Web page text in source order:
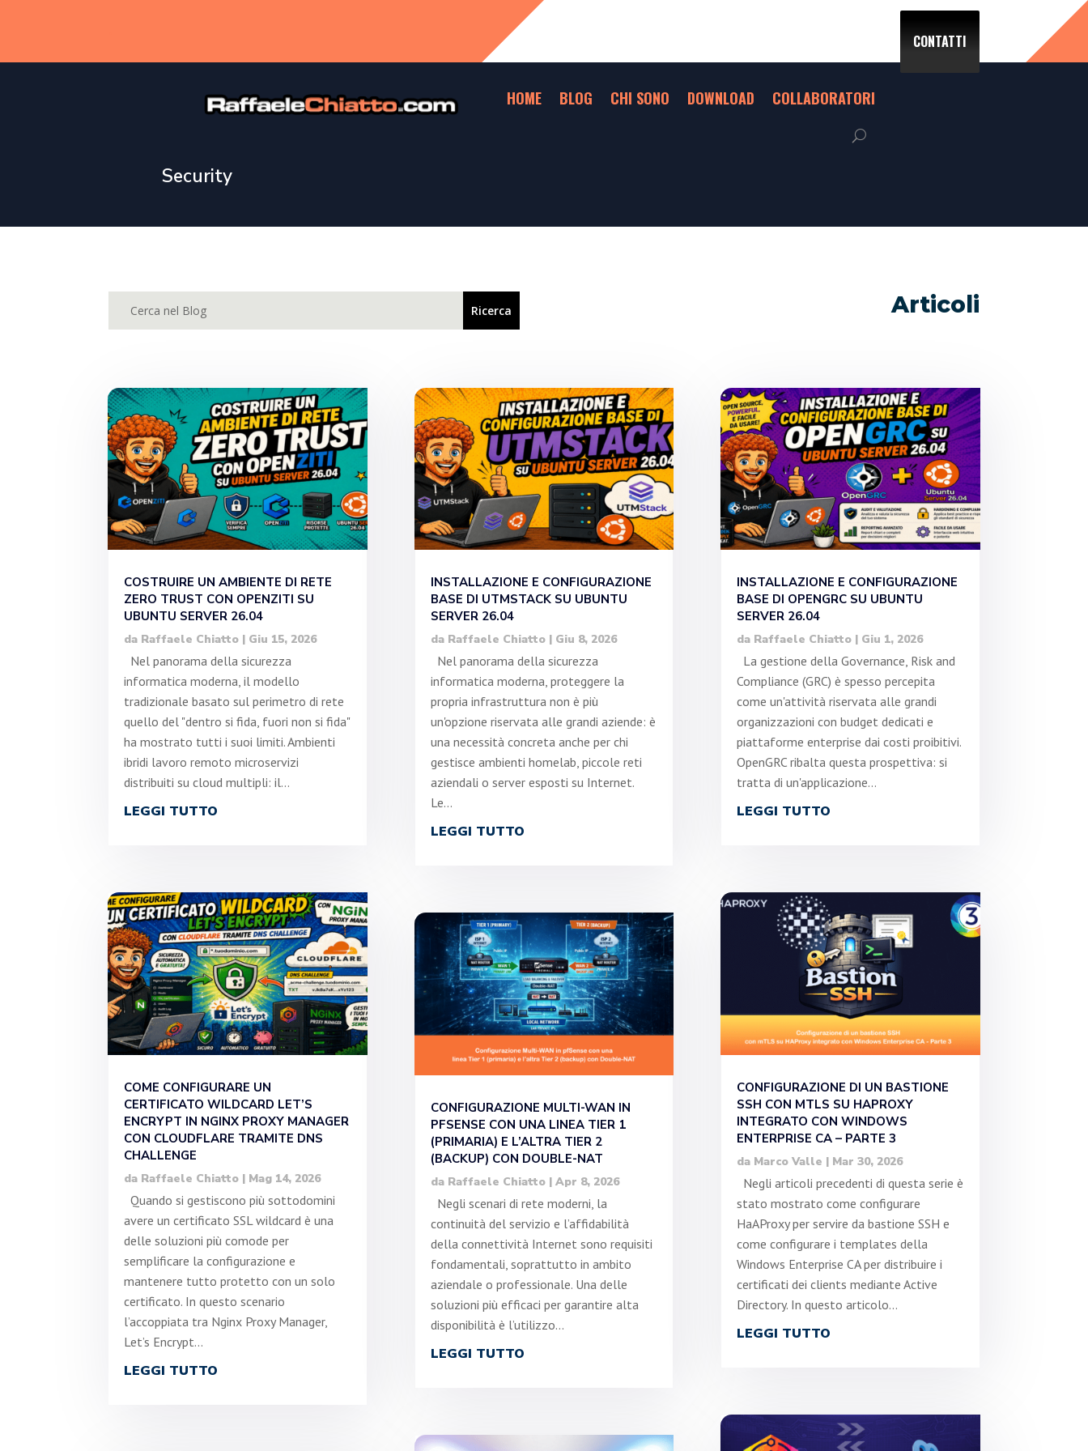
HOME BLOG CHI SONO DOWNLOAD COLLABORATORI
CONTATTI
Security
Articoli
COSTRUIRE UN AMBIENTE DI RETE
ZERO TRUST CON OPENZITI SU
UBUNTU SERVER 26.04
da Raffaele Chiatto | Giu 15, 2026
Nel panorama della sicurezza
informatica moderna, il modello
tradizionale basato sul perimetro di rete
quello del "dentro si fida, fuori non si fida"
ha mostrato tutti i suoi limiti. Ambienti
ibridi lavoro remoto microservizi
distribuiti su cloud multipli: il...
LEGGI TUTTO
COME CONFIGURARE UN
CERTIFICATO WILDCARD LET’S
ENCRYPT IN NGINX PROXY MANAGER
CON CLOUDFLARE TRAMITE DNS
CHALLENGE
da Raffaele Chiatto | Mag 14, 2026
Quando si gestiscono più sottodomini
avere un certificato SSL wildcard è una
delle soluzioni più comode per
semplificare la configurazione e
mantenere tutto protetto con un solo
certificato. In questo scenario
l’accoppiata tra Nginx Proxy Manager,
Let’s Encrypt...
LEGGI TUTTO
INSTALLAZIONE E CONFIGURAZIONE
BASE DI UTMSTACK SU UBUNTU
SERVER 26.04
da Raffaele Chiatto| Giu 8, 2026
Nel panorama della sicurezza
informatica moderna, proteggere la
propria infrastruttura non è più
un'opzione riservata alle grandi aziende: è
una necessità concreta anche per chi
gestisce ambienti homelab, piccole reti
aziendali o server esposti su Internet.
Le...
LEGGI TUTTO
CONFIGURAZIONE MULTI-WAN IN
PFSENSE CON UNA LINEA TIER 1
(PRIMARIA) E L’ALTRA TIER 2
(BACKUP) CON DOUBLE-NAT
da Raffaele Chiatto| Apr 8, 2026
Negli scenari di rete moderni, la
continuità del servizio e l’affidabilità
della connettività Internet sono requisiti
fondamentali, soprattutto in ambito
aziendale o professionale. Una delle
soluzioni più efficaci per garantire alta
disponibilità è l’utilizzo...
LEGGI TUTTO
INSTALLAZIONE E CONFIGURAZIONE
BASE DI OPENGRC SU UBUNTU
SERVER 26.04
da Raffaele Chiatto| Giu 1, 2026
La gestione della Governance, Risk and
Compliance (GRC) è spesso percepita
come un'attività riservata alle grandi
organizzazioni con budget dedicati e
piattaforme enterprise dai costi proibitivi.
OpenGRC ribalta questa prospettiva: si
tratta di un'applicazione...
LEGGI TUTTO
CONFIGURAZIONE DI UN BASTIONE
SSH CON MTLS SU HAPROXY
INTEGRATO CON WINDOWS
ENTERPRISE CA – PARTE 3
da Marco Valle | Mar 30, 2026
Negli articoli precedenti di questa serie è
stato mostrato come configurare
HaAProxy per servire da bastione SSH e
come configurare i templates della
Windows Enterprise CA per distribuire i
certificati dei clients mediante Active
Directory. In questo articolo...
LEGGI TUTTO